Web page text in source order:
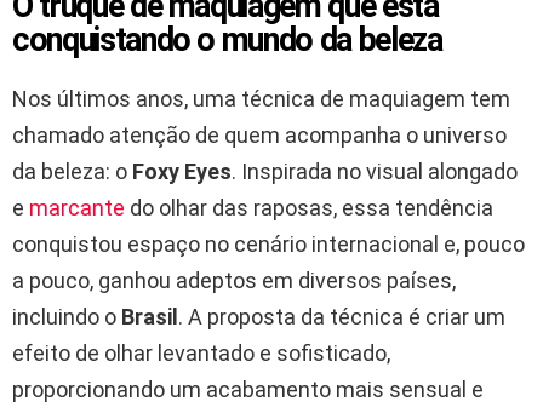
conquistando o mundo da beleza
Nos últimos anos, uma técnica de maquiagem tem
chamado atenção de quem acompanha o universo
da beleza: o Foxy Eyes. Inspirada no visual alongado
e marcante do olhar das raposas, essa tendência
conquistou espaço no cenário internacional e, pouco
a pouco, ganhou adeptos em diversos países,
incluindo o Brasil . A proposta da técnica é criar um
efeito de olhar levantado e sofisticado,
proporcionando um acabamento mais sensual e